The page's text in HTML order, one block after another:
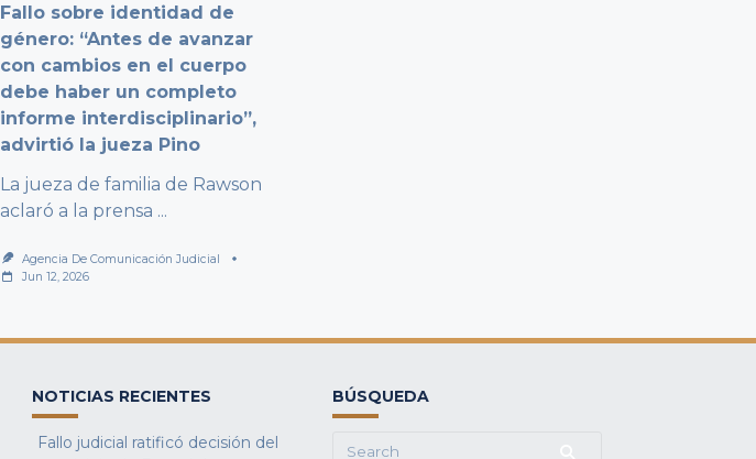
Fallo sobre identidad de
género: “Antes de avanzar
con cambios en el cuerpo
debe haber un completo
informe interdisciplinario”,
advirtió la jueza Pino
La jueza de familia de Rawson
aclaró a la prensa ...
Agencia De Comunicación Judicial
Jun 12, 2026
NOTICIAS RECIENTES
Fallo judicial ratificó decisión del
BÚSQUEDA